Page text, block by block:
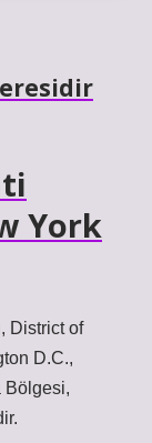
York
District of
D.C.,
Bölgesi,